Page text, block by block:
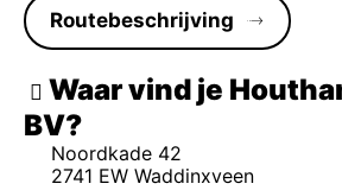
Routebeschrijving
Waar vind je
BV
Noordkade 42
2741 EW Waddinxveen